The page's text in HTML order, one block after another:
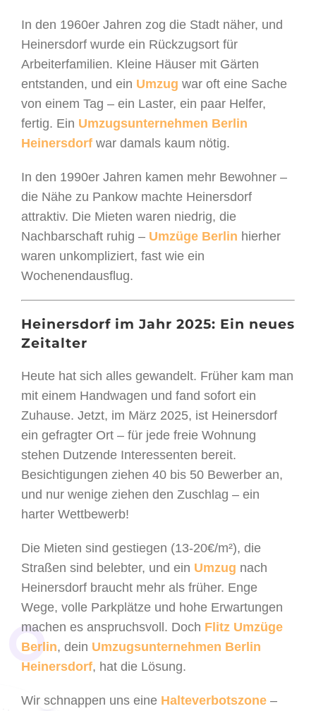
In den 1960er Jahren zog die Stadt näher, und
Heinersdorf wurde ein Rückzugsort für
Arbeiterfamilien. Kleine Häuser mit Gärten
entstanden, und ein Umzug war oft eine Sache
von einem Tag – ein Laster, ein paar Helfer,
fertig. Ein Umzugsunternehmen Berlin
Heinersdorf war damals kaum nötig.
In den 1990er Jahren kamen mehr Bewohner –
die Nähe zu Pankow machte Heinersdorf
attraktiv. Die Mieten waren niedrig, die
Nachbarschaft ruhig – Umzüge Berlin hierher
waren unkompliziert, fast wie ein
Wochenendausflug.
Heinersdorf im Jahr 2025: Ein neues
Zeitalter
Heute hat sich alles gewandelt. Früher kam man
mit einem Handwagen und fand sofort ein
Zuhause. Jetzt, im März 2025, ist Heinersdorf
ein gefragter Ort – für jede freie Wohnung
stehen Dutzende Interessenten bereit.
Besichtigungen ziehen 40 bis 50 Bewerber an,
und nur wenige ziehen den Zuschlag – ein
harter Wettbewerb!
Die Mieten sind gestiegen (13-20€/m²), die
Straßen sind belebter, und ein Umzug nach
Heinersdorf braucht mehr als früher. Enge
Wege, volle Parkplätze und hohe Erwartungen
machen es anspruchsvoll. Doch Flitz Umzüge
Berlin, dein Umzugsunternehmen Berlin
Heinersdorf, hat die Lösung.
Wir schnappen uns eine Halteverbotszone –